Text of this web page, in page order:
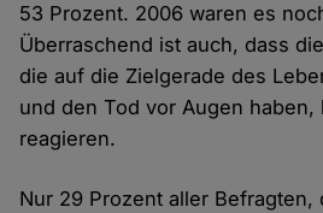
53 Prozent. 2006 waren es
Überraschend ist auch, dass
die auf die Zielgerade des
und den Tod vor Augen
reagieren.
Nur 29 Prozent aller Befragten,